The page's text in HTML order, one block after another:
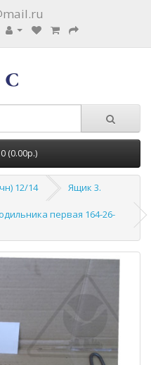
(0.00р.)
12/14
Ящик 3.
первая 164-26-